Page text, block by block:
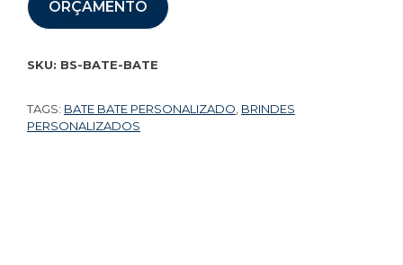
ORÇAMENTO
SKU: BS-BATE-BATE
TAGS: BATE BATE PERSONALIZADO BRINDES
PERSONALIZADOS